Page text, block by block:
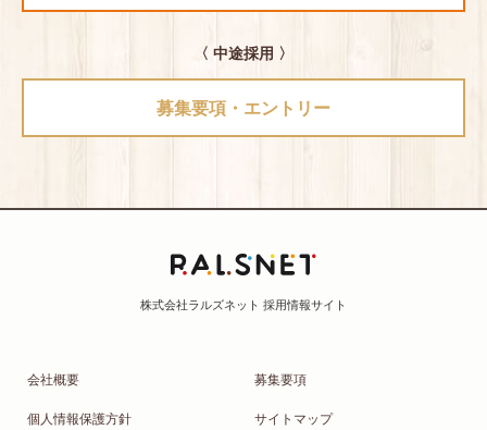
〈 中途採用 〉
募集要項・エントリー
会社概要 募集要項
個人情報保護方針 サイトマップ